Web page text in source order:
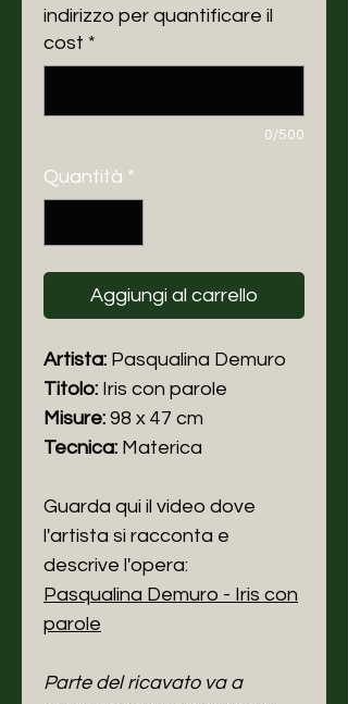
indirizzo per quantificare il
cost *
0/500
Quantità *
Aggiungi al carrello
Artista: Pasqualina Demuro
Titolo: Iris con parole
Misure: 98 x 47 cm
Tecnica: Materica
Guarda qui il video dove
l'artista si racconta e
descrive l'opera:
Pasqualina Demuro - Iris con
parole
Parte del ricavato va a